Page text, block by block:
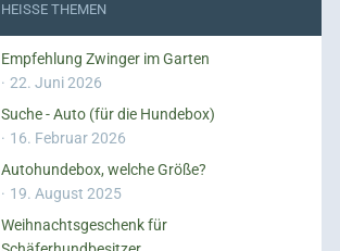
HEISSE THEMEN
Empfehlung Zwinger im Garten
22. Juni 2026
Suche - Auto (für die Hundebox)
16. Februar 2026
Autohundebox, welche Größe?
19. August 2025
Weihnachtsgeschenk für